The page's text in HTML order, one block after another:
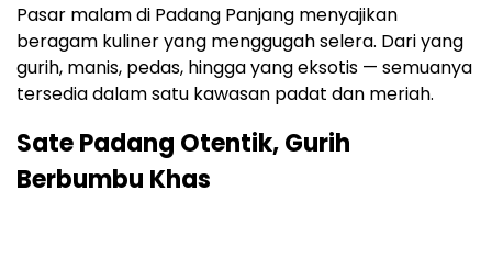
Pasar malam di Padang Panjang menyajikan
beragam kuliner yang menggugah selera. Dari yang
gurih, manis, pedas, hingga yang eksotis — semuanya
tersedia dalam satu kawasan padat dan meriah.
Sate Padang Otentik, Gurih
Berbumbu Khas